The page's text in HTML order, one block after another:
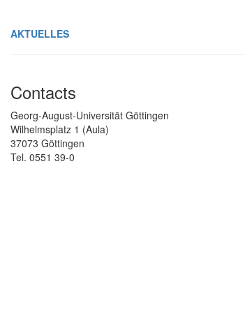
AKTUELLES
Contacts
Georg-August-Universität Göttingen
Wilhelmsplatz 1 (Aula)
37073 Göttingen
Tel. 0551 39-0